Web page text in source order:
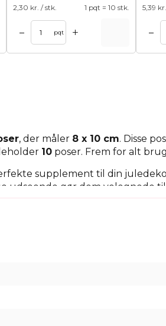
2,30 kr. / stk. 1 pqt = 10 stk.
– pqt +
5,39
–
Tilføj til kurv
, der måler 8 x 10 cm. Disse
10 poser. Frem for alt
supplement til din
udseende gør dem velegnede
kan dekorationer, der er lavet af
Det smukt glimtende